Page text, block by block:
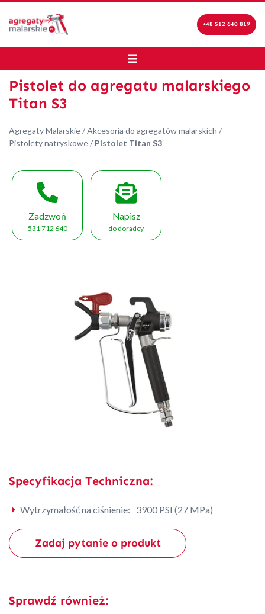
+48 512 640 819
Pistolet do agregatu malarskiego
Titan S3
Agregaty Malarskie/Akcesoria do agregatów malarskich /
Pistolety natryskowe/ Pistolet Titan S3
Zadzwoń
531 712 640
Napisz
do doradcy
Specyfikacja Techniczna:
Wytrzymałość na ciśnienie: 3900 PSI (27 MPa)
Zadaj pytanie o produkt
Sprawdź również: